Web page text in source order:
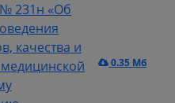
231н «Об
качества и
0.35 Мб